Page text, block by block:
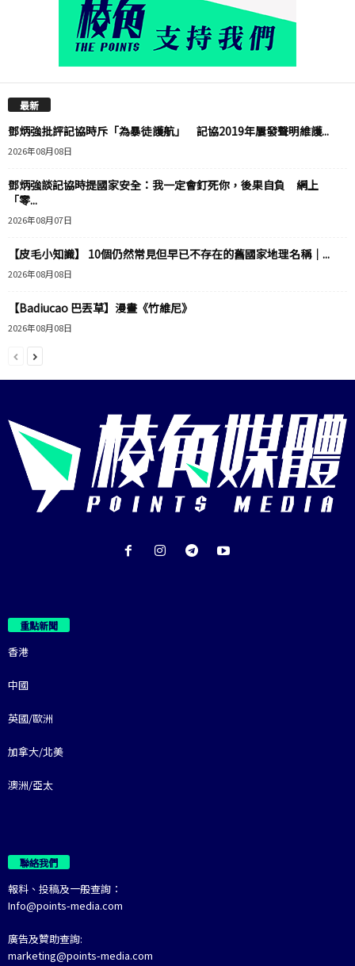
最新
鄧炳強批評記協時斥「為暴徒護航」 記協2019年屢發聲明維護...
2026年08月08日
鄧炳強談記協時提國家安全：我一定會釘死你，後果自負 網上
「零...
2026年08月07日
【皮毛小知識】 10個仍然常見但早已不存在的舊國家地理名稱｜...
2026年08月08日
【Badiucao 巴丟草】漫畫《竹維尼》
2026年08月08日
重點新聞
香港
中國
英國/歐洲
加拿大/北美
澳洲/亞太
聯絡我們
報料、投稿及一般查詢：
Info@points-media.com
廣告及贊助查詢:
marketing@points-media.com